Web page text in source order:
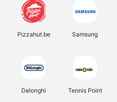
Pizzahut.be Samsung
Delonghi Tennis Point